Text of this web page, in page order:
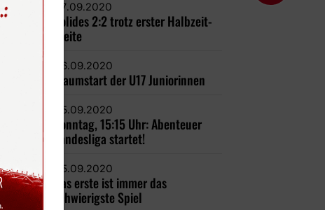
07.09.2020
Solides 2:2 trotz erster Halbzeit-
Pleite
06.09.2020
Traumstart der U17 Juniorinnen
05.09.2020
Sonntag, 15:15 Uhr: Abenteuer
Landesliga startet!
05.09.2020
Das erste ist immer das
schwierigste Spiel